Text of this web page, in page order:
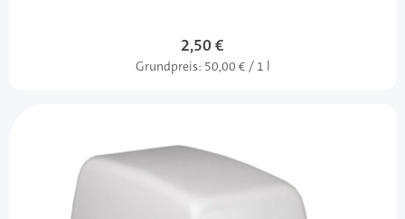
2,50 €
Grundpreis: 50,00 € / 1 l